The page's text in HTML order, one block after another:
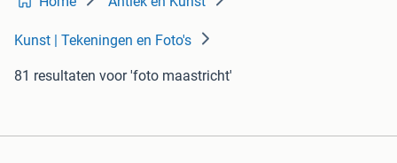
Kunst | Tekeningen en Foto's
81 resultaten voor 'foto maastricht'